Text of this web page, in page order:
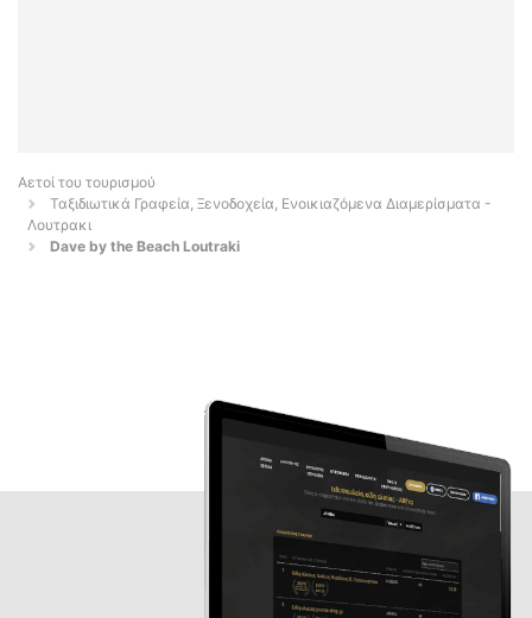
Αετοί του τουρισμού
Ταξιδιωτικά Γραφεία, Ξενοδοχεία, Ενοικιαζόμενα Διαμερίσματα -
Λουτρακι
Dave by the Beach Loutraki